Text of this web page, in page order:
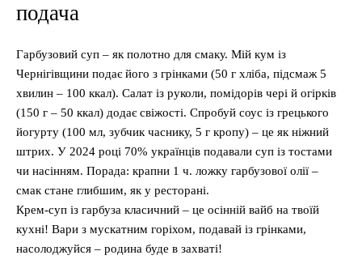
подача
Гарбузовий суп – як полотно для смаку. Мій кум із
Чернігівщини подає його з грінками (50 г хліба, підсмаж 5
хвилин – 100 ккал). Салат із руколи, помідорів чері й огірків
(150 г – 50 ккал) додає свіжості. Спробуй соус із грецького
йогурту (100 мл, зубчик часнику, 5 г кропу) – це як ніжний
штрих. У 2024 році 70% українців подавали суп із тостами
чи насінням. Порада: крапни 1 ч. ложку гарбузової олії –
смак стане глибшим, як у ресторані.
Крем-суп із гарбуза класичний – це осінній вайб на твоїй
кухні! Вари з мускатним горіхом, подавай із грінками,
насолоджуйся – родина буде в захваті!